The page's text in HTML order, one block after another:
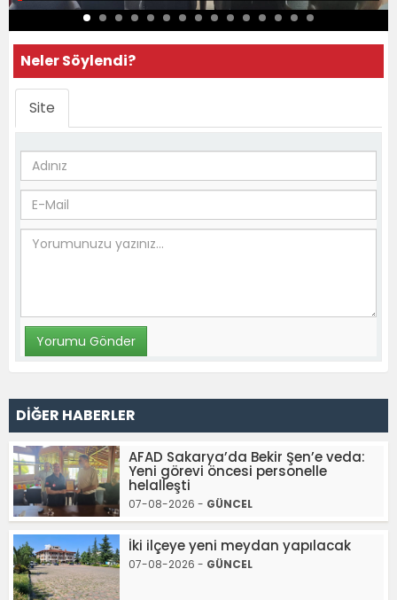
Neler Söylendi?
Site
DİĞER HABERLER
AFAD Sakarya’da Bekir Şen’e veda:
Yeni görevi öncesi personelle
helalleşti
07-08-2026 - GÜNCEL
İki ilçeye yeni meydan yapılacak
07-08-2026 - GÜNCEL